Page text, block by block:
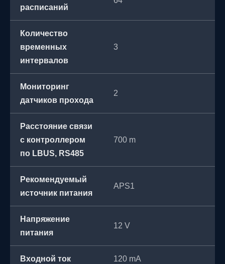
расписаний
Количество
временных
интервалов
3
Мониторинг
датчиков прохода
2
Расстояние связи
с контроллером
по LBUS, RS485
700 m
Рекомендуемый
источник питания
APS1
Напряжение
питания
12 V
Входной ток 120 mA